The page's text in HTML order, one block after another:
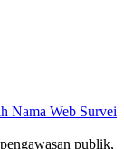
Nama Web Survei
publik,